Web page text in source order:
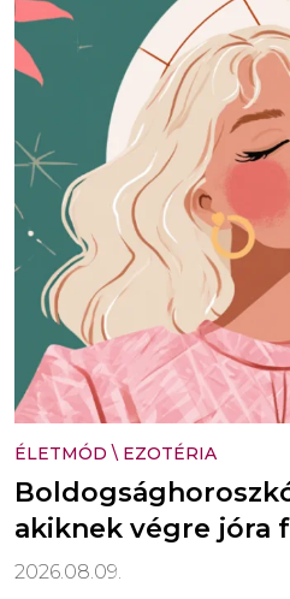
ÉLETMÓD \ EZOTÉRIA
akiknek végre jóra
2026.08.09.